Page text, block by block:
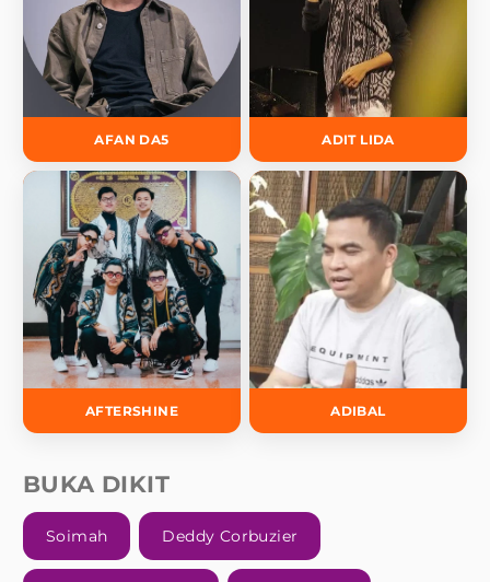
AFAN DA5 ADIT LIDA
AFTERSHINE ADIBAL
BUKA DIKIT
Soimah Deddy Corbuzier